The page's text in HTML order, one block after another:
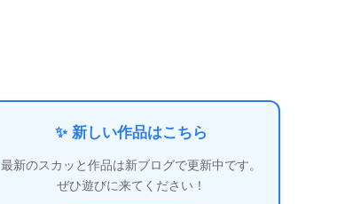
✨ 新しい作品はこちら
最新のスカッと作品は新ブログで更新中です。
ぜひ遊びに来てください！